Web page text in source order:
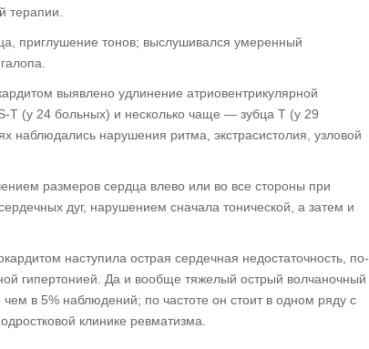
терапии.
приглушение тонов; выслушивался умеренный
выявлено удлинение атриовентрикулярной
Т (у 24 больных) и несколько чаще — зубца Т (у 29
наблюдались нарушения ритма, экстрасистолия, узловой
размеров сердца влево или во все стороны при
дуг, нарушением сначала тонической, а затем и
наступила острая сердечная недостаточность, по-
гипертонией. Да и вообще тяжелый острый волчаночный
в 5% наблюдений; по частоте он стоит в одном ряду с
клинике ревматизма.